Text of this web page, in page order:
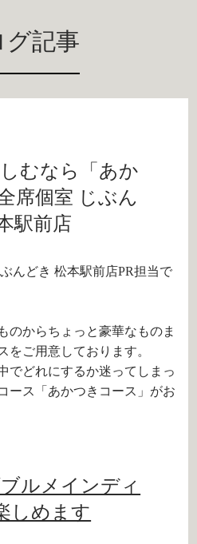
グ記事
むなら「あか
席個室 じぶん
駅前店
んどき 松本駅前店PR担当で
のからちょっと豪華なものま
をご用意しております。
でどれにするか迷ってしまっ
ース「あかつきコース」がお
ルメインディ
しめます